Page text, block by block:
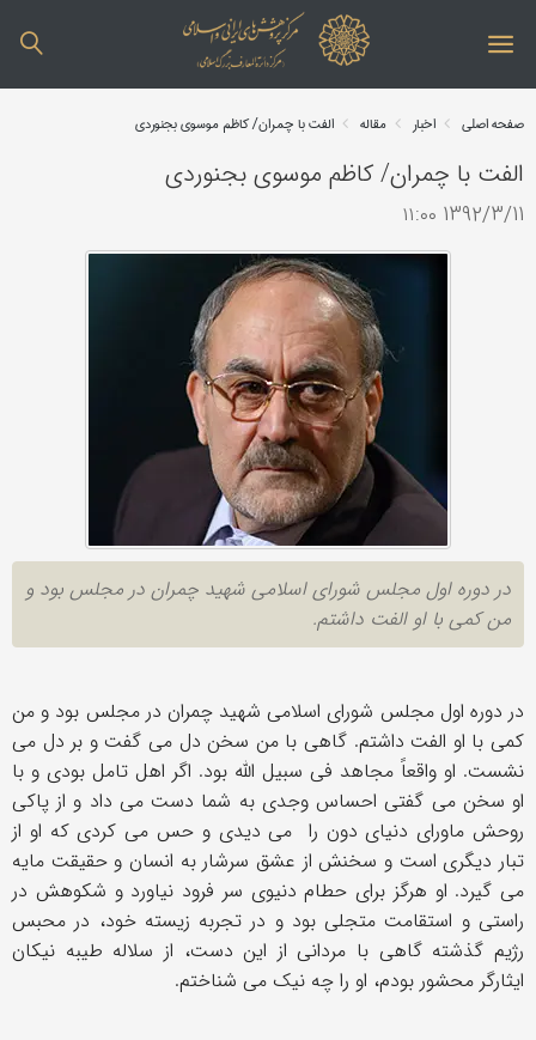
صفحه اصلی اخبار مقاله الفت با چمران/ کاظم موسوی بجنوردی
الفت با چمران/ کاظم موسوی بجنوردی
1392/3/11 ۱۱:۰۰
در دوره اول مجلس شورای اسلامی شهید چمران در مجلس بود و
من کمی با او الفت داشتم.
در دوره اول مجلس شورای اسلامی شهید چمران در مجلس بود و من
کمی با او الفت داشتم. گاهی با من سخن دل می گفت و بر دل می
نشست. او واقعاً مجاهد فی سبیل الله بود. اگر اهل تامل بودی و با
او سخن می گفتی احساس وجدی به شما دست می داد و از پاکی
روحش ماورای دنیای دون را می دیدی و حس می کردی که او از
تبار دیگری است و سخنش از عشق سرشار به انسان و حقیقت مایه
می گیرد. او هرگز برای حطام دنیوی سر فرود نیاورد و شکوهش در
راستی و استقامت متجلی بود و در تجربه زیسته خود، در محبس
رژیم گذشته گاهی با مردانی از این دست، از سلاله طیبه نیکان
ایثارگر محشور بودم، او را چه نیک می شناختم.